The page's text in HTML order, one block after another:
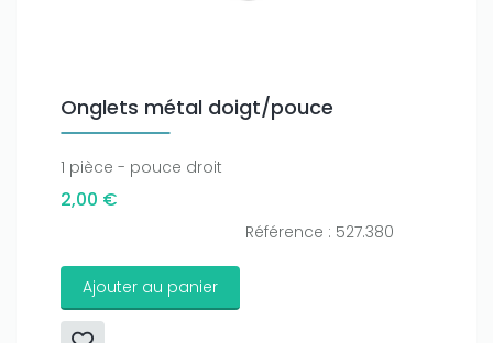
Onglets métal doigt/pouce
1 pièce - pouce droit
2,00 €
Référence : 527.380
Ajouter au panier